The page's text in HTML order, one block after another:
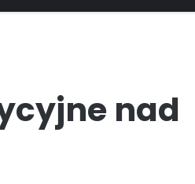
nad